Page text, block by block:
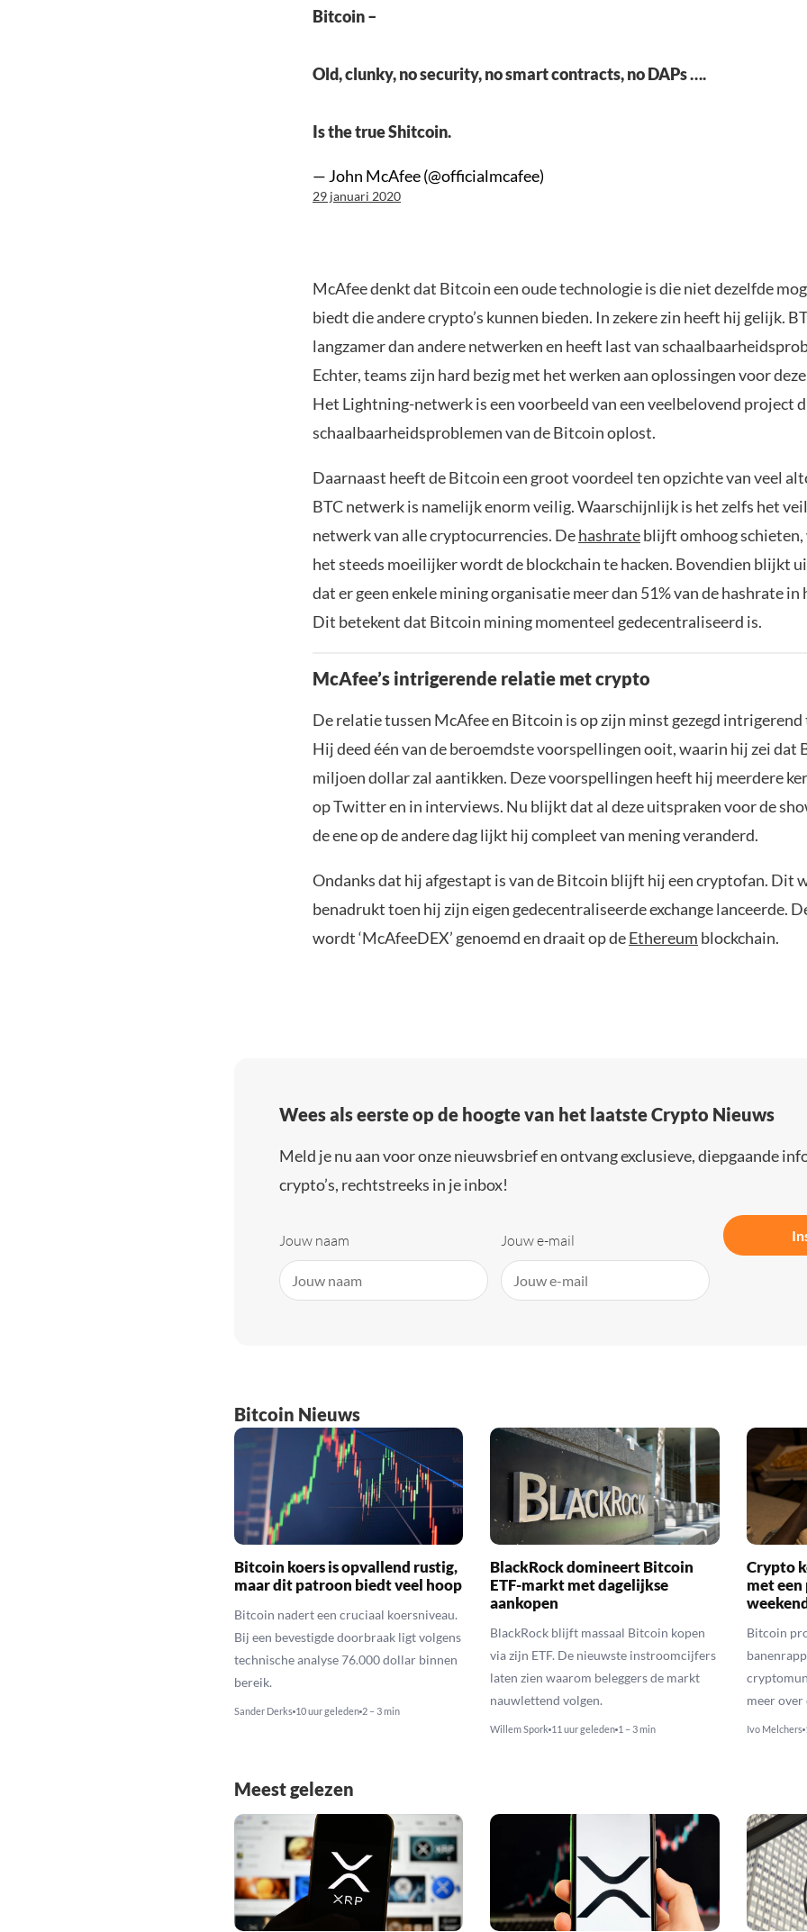
Bitcoin –
Old, clunky, no security, no smart contracts, no DAPs ….
Is the true Shitcoin.
— John McAfee (@officialmcafee)
29 januari 2020
McAfee denkt dat Bitcoin een oude technologie is die niet dezelfde
biedt die andere crypto’s kunnen bieden. In zekere zin heeft hij gelijk.
langzamer dan andere netwerken en heeft last van
Echter, teams zijn hard bezig met het werken aan oplossingen voor
Het Lightning-netwerk is een voorbeeld van een veelbelovend project
schaalbaarheidsproblemen van de Bitcoin oplost.
Daarnaast heeft de Bitcoin een groot voordeel ten opzichte van veel
BTC netwerk is namelijk enorm veilig. Waarschijnlijk is het zelfs het
netwerk van alle cryptocurrencies. Dehashrateblijft omhoog
het steeds moeilijker wordt de blockchain te hacken. Bovendien blijkt
dat er geen enkele mining organisatie meer dan 51% van de hashrate in
Dit betekent dat Bitcoin mining momenteel gedecentraliseerd is.
McAfee’s intrigerende relatie met crypto
De relatie tussen McAfee en Bitcoin is op zijn minst gezegd intrigerend
Hij deed één van de beroemdste voorspellingen ooit, waarin hij zei dat
miljoen dollar zal aantikken. Deze voorspellingen heeft hij meerdere
op Twitter en in interviews. Nu blijkt dat al deze uitspraken voor de
de ene op de andere dag lijkt hij compleet van mening veranderd.
Ondanks dat hij afgestapt is van de Bitcoin blijft hij een cryptofan. Dit
benadrukt toen hij zijn eigen gedecentraliseerde exchange lanceerde.
wordt ‘McAfeeDEX’ genoemd en draait op deEthereum blockchain.
Wees als eerste op de hoogte van het laatste Crypto Nieuws
Meld je nu aan voor onze nieuwsbrief en ontvang exclusieve, diepgaande
crypto’s, rechtstreeks in je inbox!
Jouw naam Jouw e-mail
Bitcoin Nieuws
Bitcoin koers is opvallend rustig,
maar dit patroon biedt veel hoop
Bitcoin nadert een cruciaal koersniveau.
Bij een bevestigde doorbraak ligt volgens
technische analyse 76.000 dollar binnen
bereik.
Sander Derks 10 uur geleden 2 – 3 min
BlackRock domineert Bitcoin
ETF-markt met dagelijkse
aankopen
BlackRock blijft massaal Bitcoin kopen
via zijn ETF. De nieuwste instroomcijfers
laten zien waarom beleggers de markt
nauwlettend volgen.
Willem Spork 11 uur geleden 1 – 3 min
Crypto
met
Bitcoin
meer over
Ivo Melchers
Meest gelezen